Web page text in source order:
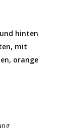
hinten
mit
orange